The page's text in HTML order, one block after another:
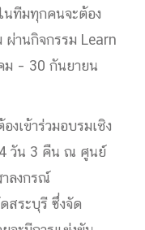
ทีมทุกคนจะต้อง
านกิจกรรม Learn
ม – 30 กันยายน
เข้าร่วมอบรมเชิง
วัน 3 คืน ณ ศูนย์
ลงกรณ์
สระบุรี ซึ่งจัด